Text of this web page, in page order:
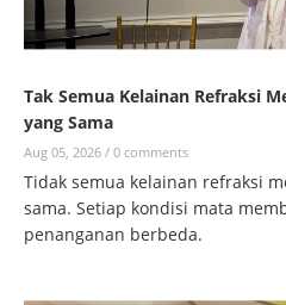
Tak Semua Kelainan Refraksi
yang Sama
Aug 05, 2026 / 0 comments
Tidak semua kelainan refraksi
sama. Setiap kondisi mata
penanganan berbeda.